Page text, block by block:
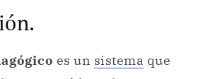
a enseñarse como los
se contemplan lasformas